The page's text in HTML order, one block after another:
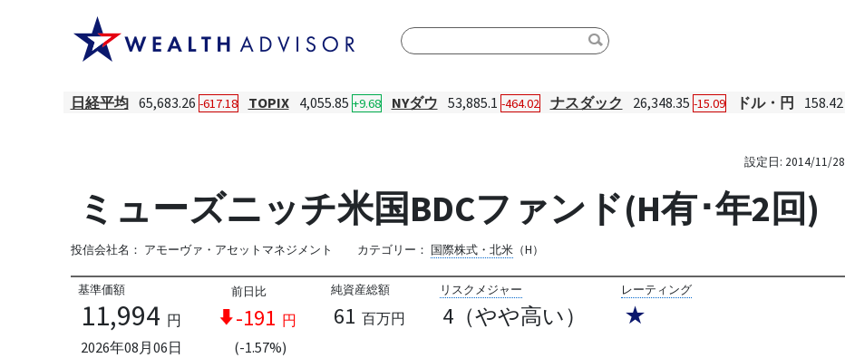
日経平均 65,683.26 -617.18 TOPIX 4,055.85 +9.68 NYダウ 53,885.1 -464.02 ナスダック 26,348.35 -15.09 ドル・円 158.42
設定日: 2014/11/28
ミューズニッチ米国BDCファンド(H有･年2回)
投信会社名： アモーヴァ・アセットマネジメント カテゴリー： 国際株式・北米（H）
基準価額
11,994 円
2026年08月06日
前日比
-191 円
(-1.57%)
純資産総額
61 百万円
リスクメジャー
4（やや高い）
レーティング
★